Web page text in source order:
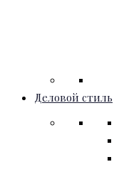
Деловой стиль